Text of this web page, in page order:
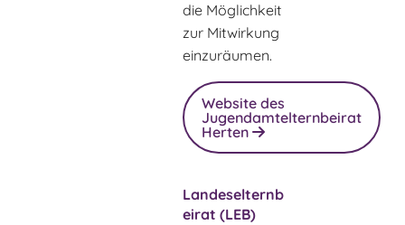
die Möglichkeit
zur Mitwirkung
einzuräumen.
Website des
Jugendamtelternbeirat
Herten
Landeselternb
eirat (LEB)